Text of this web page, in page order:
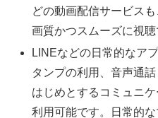
どの動画配信サービス
画質かつスムーズに視聴
LINEなどの日常的なア
タンプの利用、音声通
はじめとするコミュニ
利用可能です。日常的